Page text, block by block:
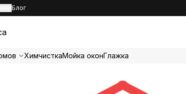
Блог
ХимчисткаМойка оконГлажка